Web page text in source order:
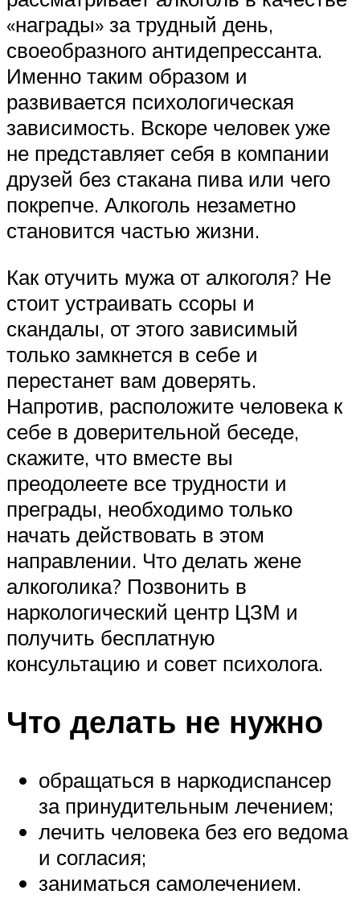
«награды» за трудный день,
своеобразного антидепрессанта.
Именно таким образом и
развивается психологическая
зависимость. Вскоре человек уже
не представляет себя в компании
друзей без стакана пива или чего
покрепче. Алкоголь незаметно
становится частью жизни.
Как отучить мужа от алкоголя? Не
стоит устраивать ссоры и
скандалы, от этого зависимый
только замкнется в себе и
перестанет вам доверять.
Напротив, расположите человека к
себе в доверительной беседе,
скажите, что вместе вы
преодолеете все трудности и
преграды, необходимо только
начать действовать в этом
направлении. Что делать жене
алкоголика? Позвонить в
наркологический центр ЦЗМ и
получить бесплатную
консультацию и совет психолога.
Что делать не нужно
обращаться в наркодиспансер
за принудительным лечением;
лечить человека без его ведома
и согласия;
заниматься самолечением.